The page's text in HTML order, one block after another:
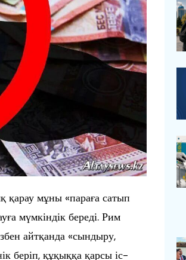
қарау мұны «параға сатып
мүмкіндік береді. Рим
айтқанда «сындыру,
беріп, құқыққа қарсы іс-